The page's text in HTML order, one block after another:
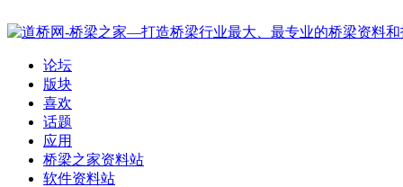
论坛
版块
喜欢
话题
应用
桥梁之家资料站
软件资料站